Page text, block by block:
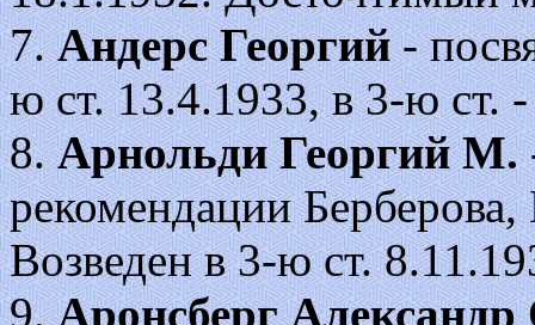
7.Андерс Георгий-
ю ст. 13.4.1933, в 3-ю ст.
8.Арнольди Георгий М.
рекомендации
Возведен в 3-ю ст.
9.Аронсберг